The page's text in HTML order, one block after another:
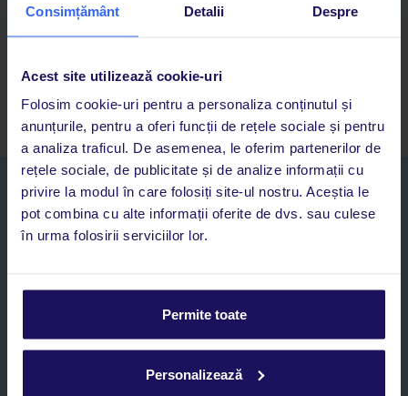
Consimțământ Detalii Despre
Acest site utilizează cookie-uri
Folosim cookie-uri pentru a personaliza conținutul și
anunțurile, pentru a oferi funcții de rețele sociale și pentru
a analiza traficul. De asemenea, le oferim partenerilor de
rețele sociale, de publicitate și de analize informații cu
privire la modul în care folosiți site-ul nostru. Aceștia le
pot combina cu alte informații oferite de dvs. sau culese
în urma folosirii serviciilor lor.
Permite toate
Personalizează
Adaugi la favorite vacanțele care îți plac și revii oricând la ele
Acces la rezervările curente pentru vacanțe și hoteluri, într-o
Asistență 24/7 prin chat, pe toată durata vacanței
Abonați-vă la newsletter
NUME SI PRENUME*
, prin mijloace electronice de comunicare (e-mail),